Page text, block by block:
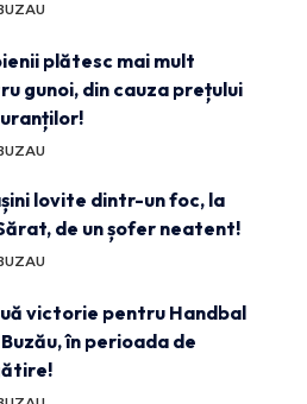
plătesc mai mult
gunoi, din cauza prețului
lovite dintr-un foc, la
de un șofer neatent!
victorie pentru Handbal
în perioada de